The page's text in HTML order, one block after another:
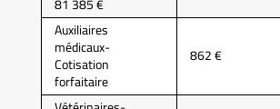
81 385 €
Auxiliaires
médicaux-
Cotisation
forfaitaire
862 €